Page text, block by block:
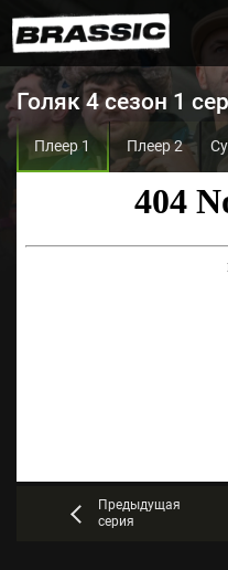
Голяк 4 сезон 1
Плеер 1 Плеер 2
Предыдущая
серия